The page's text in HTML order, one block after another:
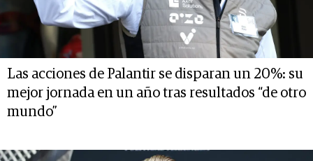
Las acciones de Palantir se disparan un 20%: su
mejor jornada en un año tras resultados “de otro
mundo”